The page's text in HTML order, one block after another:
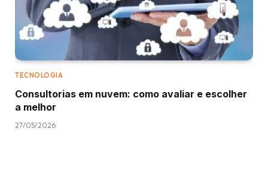
TECNOLOGIA
Consultorias em nuvem: como avaliar e escolher
a melhor
27/05/2026